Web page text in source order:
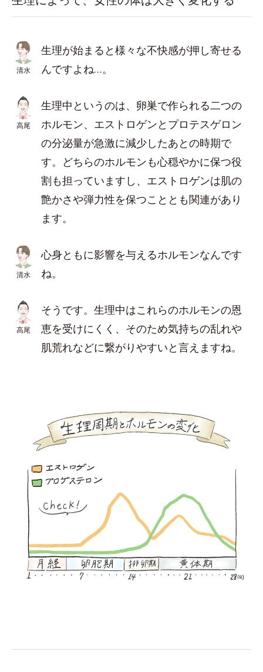
清水
生理が始まると様々な不快感が押し寄せる
んですよね…。
高尾
生理中というのは、卵巣で作られる二つの
ホルモン、エストロゲンとプロテスゲロン
の分泌量が急激に減少したあとの時期で
す。どちらのホルモンも心穏やかに保つ役
割も担っていますし、エストロゲンは肌の
艶かさや弾力性を保つこととも関連があり
ます。
清水
心身ともに影響を与えるホルモンなんです
ね。
高尾
そうです。生理中はこれらのホルモンの恩
恵を受けにくく、そのため気持ちの乱れや
肌荒れなどに繋がりやすいと言えますね。